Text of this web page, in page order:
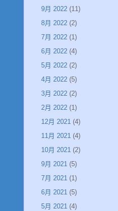
9月 2022 (11)
8月 2022 (2)
7月 2022 (1)
6月 2022 (4)
5月 2022 (2)
4月 2022 (5)
3月 2022 (2)
2月 2022 (1)
12月 2021 (4)
11月 2021 (4)
10月 2021 (2)
9月 2021 (5)
7月 2021 (1)
6月 2021 (5)
5月 2021 (4)